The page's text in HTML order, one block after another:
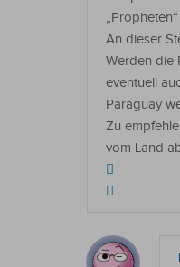
An dieser
Werden die
eventuell
Paraguay
Zu
vom Land